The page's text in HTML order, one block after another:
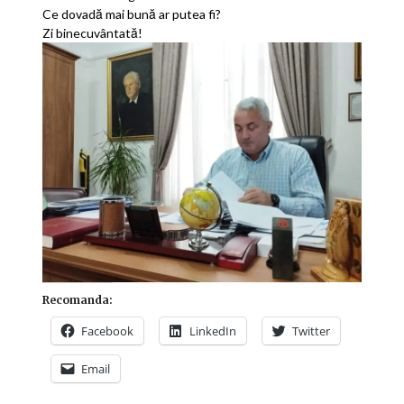
Ce dovadă mai bună ar putea fi?
Zi binecuvântată!
Recomanda:
Facebook LinkedIn Twitter
Email